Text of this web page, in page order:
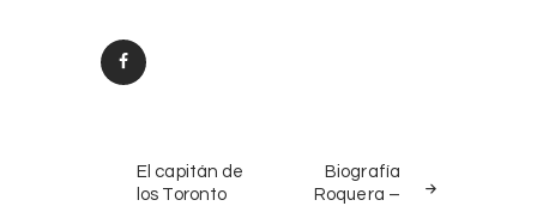
navigation
POST
El capitán de
los Toronto
Biografía
Roquera –